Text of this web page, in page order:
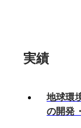
実績
地球環
の開発